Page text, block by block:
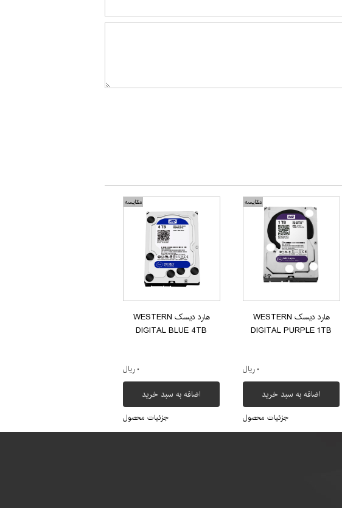
مقایسه
هارد دیسک WESTERN
DIGITAL PURPLE 1TB
۰ ریال
اضافه به سبد خرید
جزئیات محصول
مقایسه
هارد دیسک WESTERN
DIGITAL BLUE 4TB
۰ ریال
اضافه به سبد خرید
جزئیات محصول